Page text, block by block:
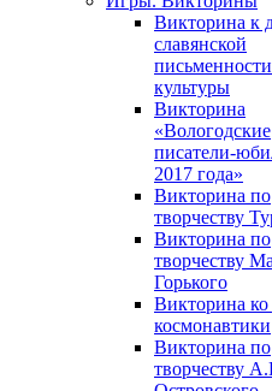
Викторина к
славянской
культуры
Викторина
«Вологодские
писатели-
2017 года»
Викторина по
творчеству
Викторина по
творчеству
Горького
Викторина
космонавтики
Викторина по
творчеству